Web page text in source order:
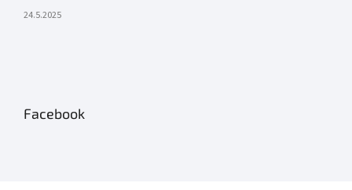
24.5.2025
Facebook